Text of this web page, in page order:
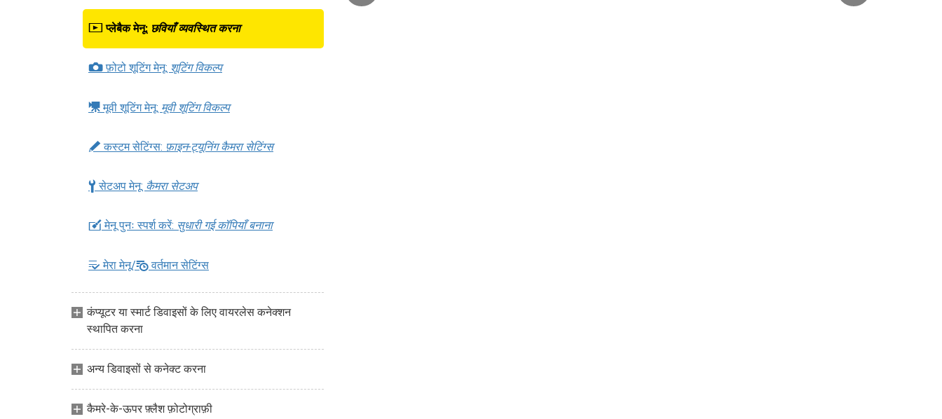
Dप्लेबैक मेनू: छवियाँ व्यवस्थित करना
Cफ़ोटो शूटिंग मेनू: शूटिंग विकल्प
1मूवी शूटिंग मेनू: मूवी शूटिंग विकल्प
A कस्टम सेटिंग्स: फ़ाइन-ट्यूनिंग कैमरा सेटिंग्स
B सेटअप मेनू: कैमरा सेटअप
Nमेनू पुनः स्पर्श करें: सुधारी गई कॉपियाँ बनाना
O मेरा मेनू/mवर्तमान सेटिंग्स
कंप्यूटर या स्मार्ट डिवाइसों के लिए वायरलेस कनेक्शन
स्थापित करना
अन्य डिवाइसों से कनेक्ट करना
कैमरे-के-ऊपर फ़्लैश फ़ोटोग्राफ़ी